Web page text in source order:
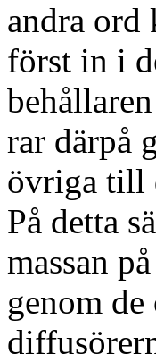
andra ord
först in i
rar därpå
övriga till
På detta
massan
genom